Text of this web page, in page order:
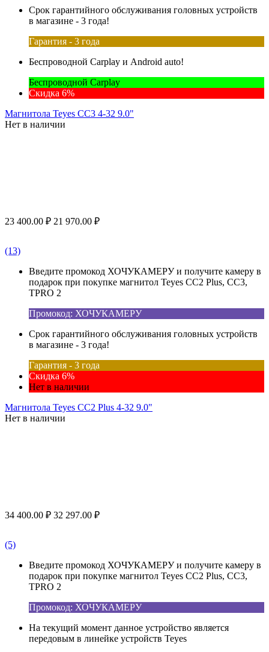
Срок гарантийного обслуживания головных устройств
в магазине - 3 года!
Гарантия - 3 года
Беспроводной Carplay и Android auto!
Беспроводной Carplay
Скидка 6%
Магнитола Teyes CC3 4-32 9.0"
Нет в наличии
23 400.00 ₽ 21 970.00 ₽
(13)
Введите промокод ХОЧУКАМЕРУ и получите камеру в
подарок при покупке магнитол Teyes CC2 Plus, CC3,
TPRO 2
Промокод: ХОЧУКАМЕРУ
Срок гарантийного обслуживания головных устройств
в магазине - 3 года!
Гарантия - 3 года
Скидка 6%
Нет в наличии
Магнитола Teyes CC2 Plus 4-32 9.0"
Нет в наличии
34 400.00 ₽ 32 297.00 ₽
(5)
Введите промокод ХОЧУКАМЕРУ и получите камеру в
подарок при покупке магнитол Teyes CC2 Plus, CC3,
TPRO 2
Промокод: ХОЧУКАМЕРУ
На текущий момент данное устройство является
передовым в линейке устройств Teyes